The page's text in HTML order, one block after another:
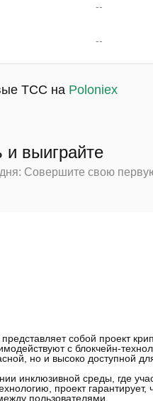
--
--
TCC на Poloniex
и выиграйте
Совершите свою
собой проект
с блокчейн-
но и высоко доступной
инклюзивной среды, где
проект
пользователями.